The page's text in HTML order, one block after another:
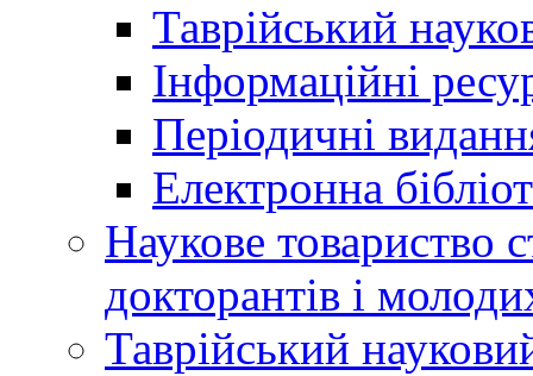
Таврійський
Інформаційні
Періодичні
Електронна
Наукове товариство
докторантів і
Таврійський